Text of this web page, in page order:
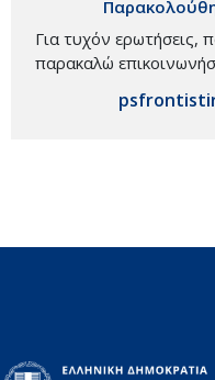
Για τυχόν ερωτήσεις,
παρακαλώ